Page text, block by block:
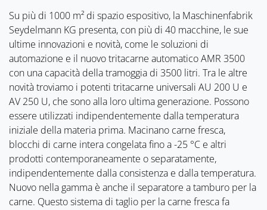
Su più di 1000 m² di spazio espositivo, la Maschinenfabrik
Seydelmann KG presenta, con più di 40 macchine, le sue
ultime innovazioni e novità, come le soluzioni di
automazione e il nuovo tritacarne automatico AMR 3500
con una capacità della tramoggia di 3500 litri. Tra le altre
novità troviamo i potenti tritacarne universali AU 200 U e
AV 250 U, che sono alla loro ultima generazione. Possono
essere utilizzati indipendentemente dalla temperatura
iniziale della materia prima. Macinano carne fresca,
blocchi di carne intera congelata fino a -25 °C e altri
prodotti contemporaneamente o separatamente,
indipendentemente dalla consistenza e dalla temperatura.
Nuovo nella gamma è anche il separatore a tamburo per la
carne. Questo sistema di taglio per la carne fresca fa